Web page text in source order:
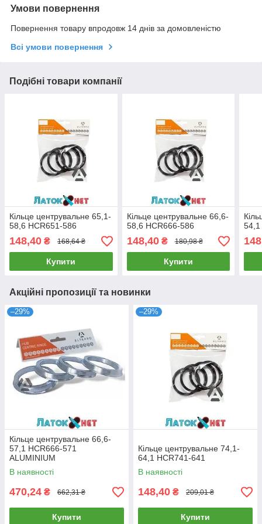
Умови повернення
Повернення товару впродовж 14 днів за домовленістю
Всі умови повернення
Подібні товари компанії
Кільце центрувальне 65,1-
58,6 HCR651-586
148,40 ₴ 168,64 ₴
Купити
Кільце центрувальне 66,6-
58,6 HCR666-586
148,40₴ 180,98 ₴
Купити
54,1
Акційні пропозиції та новинки
–29%
Кільце центрувальне 66,6-
57,1 HCR666-571
ALUMINIUM
В наявності
470,24 ₴ 662,31 ₴
Купити
–29%
Кільце центрувальне 74,1-
64,1 HCR741-641
В наявності
148,40 ₴ 209,01 ₴
Купити